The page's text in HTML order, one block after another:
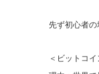
先ず初心者
＜ビットコイ